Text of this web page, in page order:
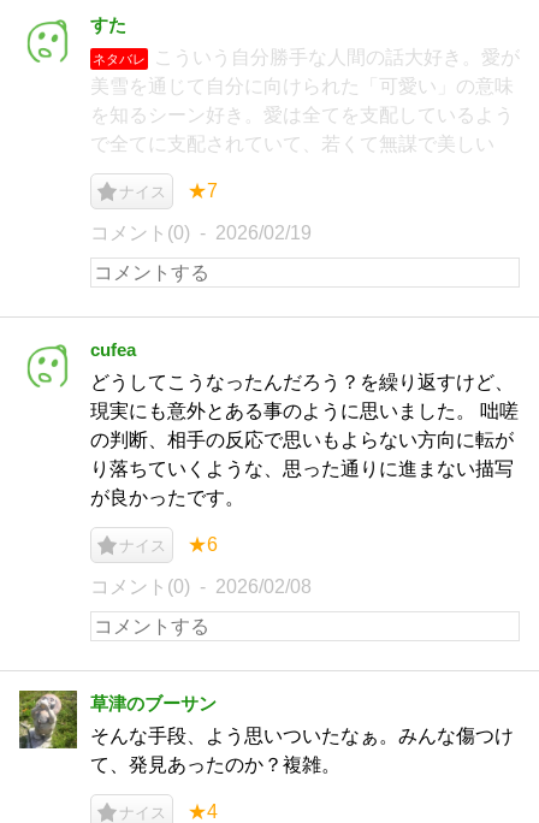
すた
ネタバレ
こういう自分勝手な人間の話大好き。愛が
美雪を通じて自分に向けられた「可愛い」の意味
を知るシーン好き。愛は全てを支配しているよう
で全てに支配されていて、若くて無謀で美しい
ナイス ★7
コメント(0) 2026/02/19
cufea
どうしてこうなったんだろう？を繰り返すけど、
現実にも意外とある事のように思いました。 咄嗟
の判断、相手の反応で思いもよらない方向に転が
り落ちていくような、思った通りに進まない描写
が良かったです。
ナイス ★6
コメント(0) 2026/02/08
草津のブーサン
そんな手段、よう思いついたなぁ。みんな傷つけ
て、発見あったのか？複雑。
ナイス ★4